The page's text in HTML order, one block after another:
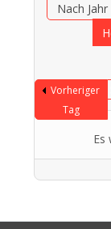
Nach Jahr
Vorheriger
Tag
Es